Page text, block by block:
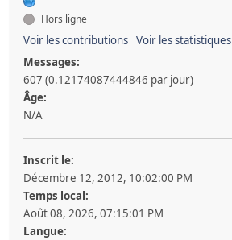
Hors ligne
Voir les contributions Voir les statistiques
Messages:
607 (0.12174087444846 par jour)
Âge:
N/A
Inscrit le:
Décembre 12, 2012, 10:02:00 PM
Temps local:
Août 08, 2026, 07:15:01 PM
Langue: